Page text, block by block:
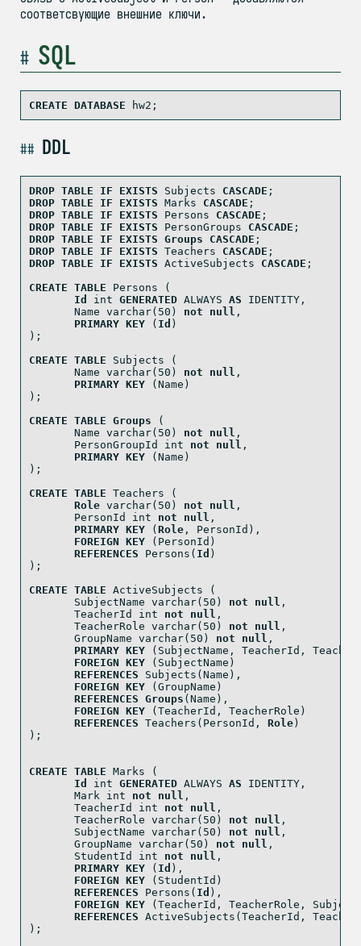
соответсвующие внешние ключи.
SQL
CREATE DATABASE hw2;
DDL
DROP TABLE IF EXISTS Subjects CASCADE ;
DROP TABLE IF EXISTS Marks CASCADE ;
DROP TABLE IF EXISTS Persons CASCADE ;
DROP TABLE IF EXISTS PersonGroups CASCADE ;
DROP TABLE IF EXISTS Groups CASCADE ;
DROP TABLE IF EXISTS Teachers CASCADE ;
DROP TABLE IF EXISTS ActiveSubjects CASCADE ;
CREATE TABLE Persons (
Id
int GENERATED ALWAYS AS IDENTITY,
       Name
varchar( 50 ) not null ,
PRIMARY KEY ( Id )
);
CREATE TABLE Subjects (
       Name
varchar( 50 ) not null ,
PRIMARY KEY (Name)
);
CREATE TABLE Groups (
       Name
varchar( 50 ) not null ,
       PersonGroupId
int not null ,
PRIMARY KEY (Name)
);
CREATE TABLE Teachers (
Role varchar( 50 ) not null ,
       PersonId
int not null ,
PRIMARY KEY ( Role , PersonId),
FOREIGN KEY (PersonId)
REFERENCES Persons( Id )
);
CREATE TABLE ActiveSubjects (
       SubjectName
varchar( 50 ) not null ,
       TeacherId
int not null ,
       TeacherRole
varchar( 50 ) not null ,
       GroupName
varchar( 50 ) not null ,
PRIMARY KEY (SubjectName, TeacherId,
FOREIGN KEY (SubjectName)
REFERENCES Subjects(Name),
FOREIGN KEY (GroupName)
REFERENCES Groups (Name),
FOREIGN KEY (TeacherId, TeacherRole)
REFERENCES Teachers(PersonId, Role )
);
CREATE TABLE Marks (
Id
int GENERATED ALWAYS AS IDENTITY,
       Mark
int not null ,
       TeacherId
int not null ,
       TeacherRole
varchar( 50 ) not null ,
       SubjectName
varchar( 50 ) not null ,
       GroupName
varchar( 50 ) not null ,
       StudentId
int not null ,
PRIMARY KEY ( Id ),
FOREIGN KEY (StudentId)
REFERENCES Persons( Id ),
FOREIGN KEY (TeacherId, TeacherRole,
REFERENCES ActiveSubjects(TeacherId,
);